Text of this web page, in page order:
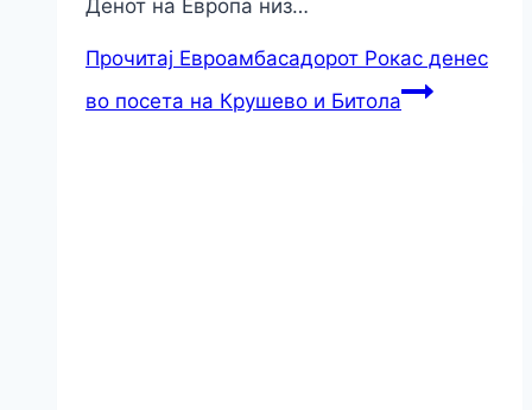
Денот на Европа низ…
Прочитај Евроамбасадорот Рокас денес
во посета на Крушево и Битола